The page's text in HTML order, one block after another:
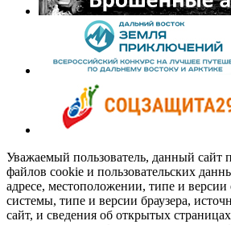
Уважаемый пользователь, данный сайт
файлов cookie и пользовательских
адресе, местоположении, типе и
системы, типе и версии браузера,
сайт, и сведения об открытых